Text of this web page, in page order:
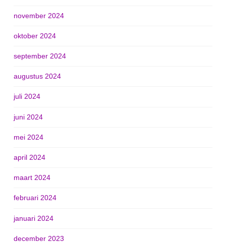
november 2024
oktober 2024
september 2024
augustus 2024
juli 2024
juni 2024
mei 2024
april 2024
maart 2024
februari 2024
januari 2024
december 2023